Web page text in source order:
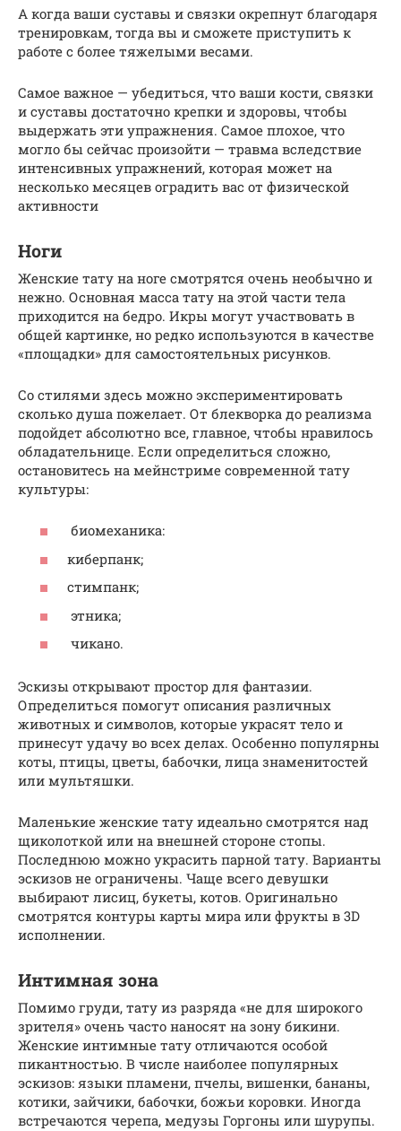
А когда ваши суставы и связки окрепнут благодаря
тренировкам, тогда вы и сможете приступить к
работе с более тяжелыми весами.
Самое важное — убедиться, что ваши кости, связки
и суставы достаточно крепки и здоровы, чтобы
выдержать эти упражнения. Самое плохое, что
могло бы сейчас произойти — травма вследствие
интенсивных упражнений, которая может на
несколько месяцев оградить вас от физической
активности
Ноги
Женские тату на ноге смотрятся очень необычно и
нежно. Основная масса тату на этой части тела
приходится на бедро. Икры могут участвовать в
общей картинке, но редко используются в качестве
«площадки» для самостоятельных рисунков.
Со стилями здесь можно экспериментировать
сколько душа пожелает. От блекворка до реализма
подойдет абсолютно все, главное, чтобы нравилось
обладательнице. Если определиться сложно,
остановитесь на мейнстриме современной тату
культуры:
биомеханика:
киберпанк;
стимпанк;
этника;
чикано.
Эскизы открывают простор для фантазии.
Определиться помогут описания различных
животных и символов, которые украсят тело и
принесут удачу во всех делах. Особенно популярны
коты, птицы, цветы, бабочки, лица знаменитостей
или мультяшки.
Маленькие женские тату идеально смотрятся над
щиколоткой или на внешней стороне стопы.
Последнюю можно украсить парной тату. Варианты
эскизов не ограничены. Чаще всего девушки
выбирают лисиц, букеты, котов. Оригинально
смотрятся контуры карты мира или фрукты в 3D
исполнении.
Интимная зона
Помимо груди, тату из разряда «не для широкого
зрителя» очень часто наносят на зону бикини.
Женские интимные тату отличаются особой
пикантностью. В числе наиболее популярных
эскизов: языки пламени, пчелы, вишенки, бананы,
котики, зайчики, бабочки, божьи коровки. Иногда
встречаются черепа, медузы Горгоны или шурупы.